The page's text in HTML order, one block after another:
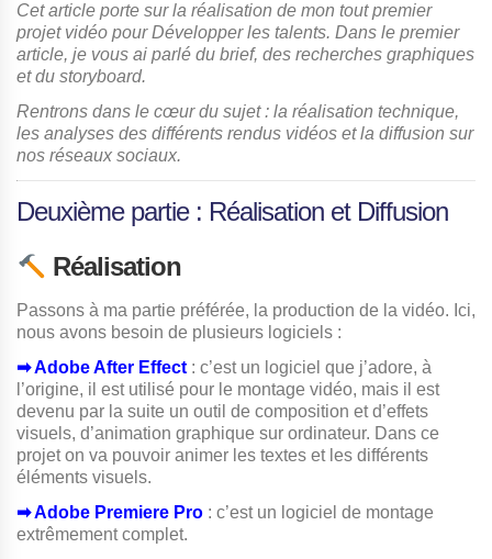
Cet article porte sur la réalisation de mon tout premier
projet vidéo pour Développer les talents. Dans le premier
article, je vous ai parlé du brief, des recherches graphiques
et du storyboard.
Rentrons dans le cœur du sujet : la réalisation technique,
les analyses des différents rendus vidéos et la diffusion sur
nos réseaux sociaux.
Deuxième partie : Réalisation et Diffusion
Réalisation
Passons à ma partie préférée, la production de la vidéo. Ici,
nous avons besoin de plusieurs logiciels :
➡︎ Adobe After Effect : c’est un logiciel que j’adore, à
l’origine, il est utilisé pour le montage vidéo, mais il est
devenu par la suite un outil de composition et d’effets
visuels, d’animation graphique sur ordinateur. Dans ce
projet on va pouvoir animer les textes et les différents
éléments visuels.
➡︎ Adobe Premiere Pro : c’est un logiciel de montage
extrêmement complet.